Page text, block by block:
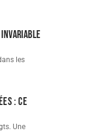
les
: ce
Une